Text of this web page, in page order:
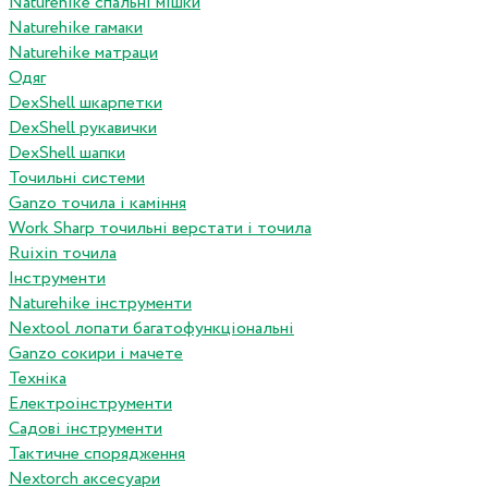
Naturehike гамаки
Naturehike матраци
Одяг
DexShell шкарпетки
DexShell рукавички
DexShell шапки
Точильні системи
Ganzo точила і каміння
Work Sharp точильні верстати і точила
Ruixin точила
Інструменти
Naturehike інструменти
Nextool лопати багатофункціональні
Ganzo сокири і мачете
Техніка
Електроінструменти
Садові інструменти
Тактичне спорядження
Nextorch аксесуари